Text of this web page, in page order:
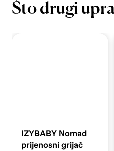
Što drugi
IZYBABY Nomad
prijenosni grijač